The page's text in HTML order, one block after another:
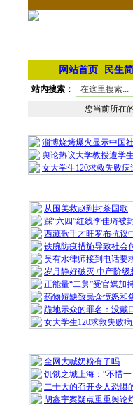
网站首页 民生
站内搜索：
您当前所在
淄博烧烤爆火显示中国
舆论热议大学教授遭学
女大学生120求救失败病
从围美救赵到封杀国歌
踩“六四”红线李佳琦被
西藏歌手才旺罗布抗议
铁腕防疫措施导致社会
吴有水律师接到电话要
岁月静好破灭 中产阶级
正能量“二舅”受官媒加
药物短缺致民众愤怒和
跪地示众的罪名：没戴
女大学生120求救失败
全网大喊奶粉有了吗
饥饿之城上海：“不惜一
二十大的召开令人恐惧
胡鑫宇案疑点重重舆论